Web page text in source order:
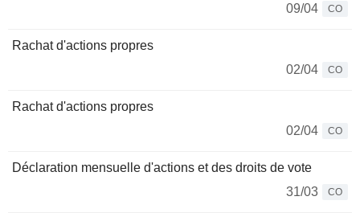
09/04
CO
Rachat d'actions propres
02/04
CO
Rachat d'actions propres
02/04
CO
Déclaration mensuelle d'actions et des droits de vote
31/03
CO